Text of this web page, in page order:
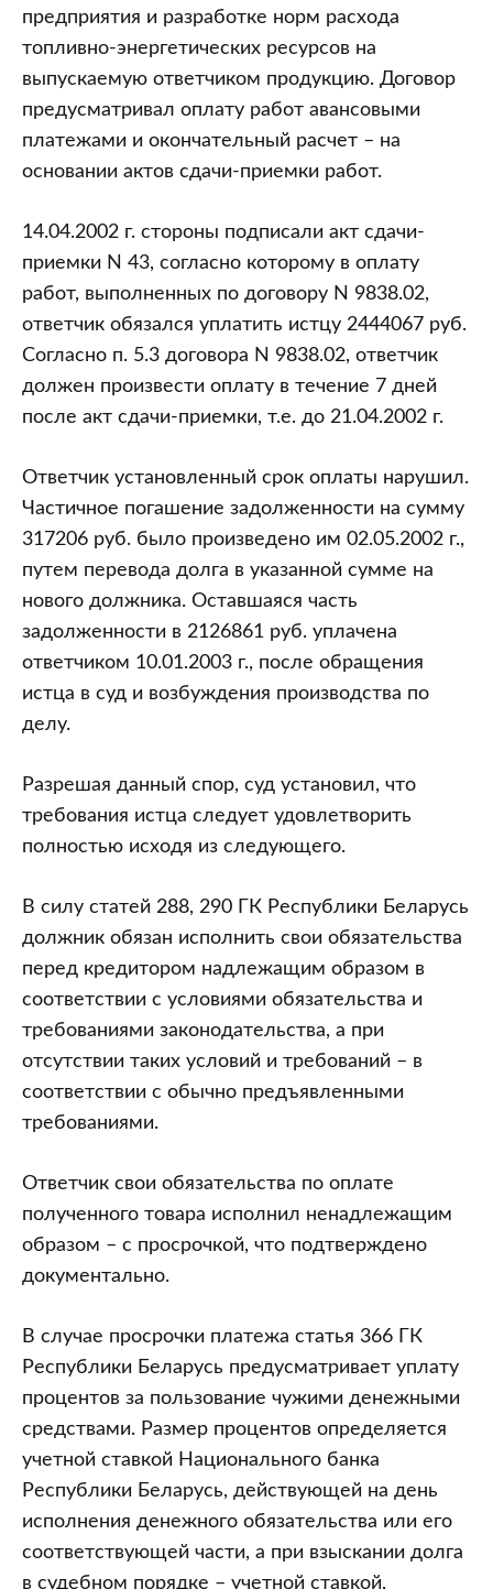
предприятия и разработке норм расхода
топливно-энергетических ресурсов на
выпускаемую ответчиком продукцию. Договор
предусматривал оплату работ авансовыми
платежами и окончательный расчет – на
основании актов сдачи-приемки работ.
14.04.2002 г. стороны подписали акт сдачи-
приемки N 43, согласно которому в оплату
работ, выполненных по договору N 9838.02,
ответчик обязался уплатить истцу 2444067 руб.
Согласно п. 5.3 договора N 9838.02, ответчик
должен произвести оплату в течение 7 дней
после акт сдачи-приемки, т.е. до 21.04.2002 г.
Ответчик установленный срок оплаты нарушил.
Частичное погашение задолженности на сумму
317206 руб. было произведено им 02.05.2002 г.,
путем перевода долга в указанной сумме на
нового должника. Оставшаяся часть
задолженности в 2126861 руб. уплачена
ответчиком 10.01.2003 г., после обращения
истца в суд и возбуждения производства по
делу.
Разрешая данный спор, суд установил, что
требования истца следует удовлетворить
полностью исходя из следующего.
В силу статей 288, 290 ГК Республики Беларусь
должник обязан исполнить свои обязательства
перед кредитором надлежащим образом в
соответствии с условиями обязательства и
требованиями законодательства, а при
отсутствии таких условий и требований – в
соответствии с обычно предъявленными
требованиями.
Ответчик свои обязательства по оплате
полученного товара исполнил ненадлежащим
образом – с просрочкой, что подтверждено
документально.
В случае просрочки платежа статья 366 ГК
Республики Беларусь предусматривает уплату
процентов за пользование чужими денежными
средствами. Размер процентов определяется
учетной ставкой Национального банка
Республики Беларусь, действующей на день
исполнения денежного обязательства или его
соответствующей части, а при взыскании долга
в судебном порядке – учетной ставкой,